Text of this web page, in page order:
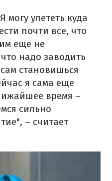
могу улететь куда
почти все, что
еще не
надо заводить
становишься
я сама еще
время –
сильно
– считает